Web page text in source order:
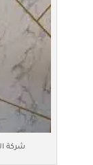
شركة